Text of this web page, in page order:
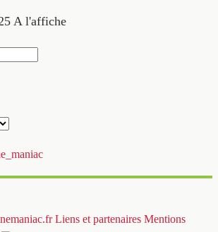
A l'affiche
Liens et partenaires Mentions